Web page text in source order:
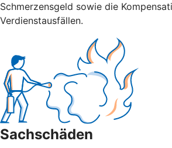
Schmerzensgeld sowie die
Verdienstausfällen.
Sachschäden